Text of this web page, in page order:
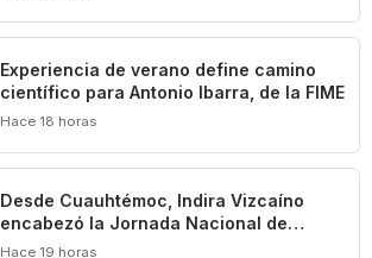
Experiencia de verano define camino
científico para Antonio Ibarra, de la FIME
Hace 18 horas
Desde Cuauhtémoc, Indira Vizcaíno
encabezó la Jornada Nacional de
Reforestación que puso en marcha la
Hace 19 horas